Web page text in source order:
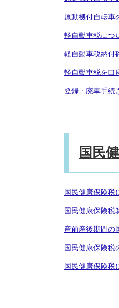
原動機付自転車
軽自動車税につ
軽自動車税納付
軽自動車税を口
登録・廃車手続
国民
国民健康保険税
国民健康保険税
産前産後期間の
国民健康保険税
国民健康保険税